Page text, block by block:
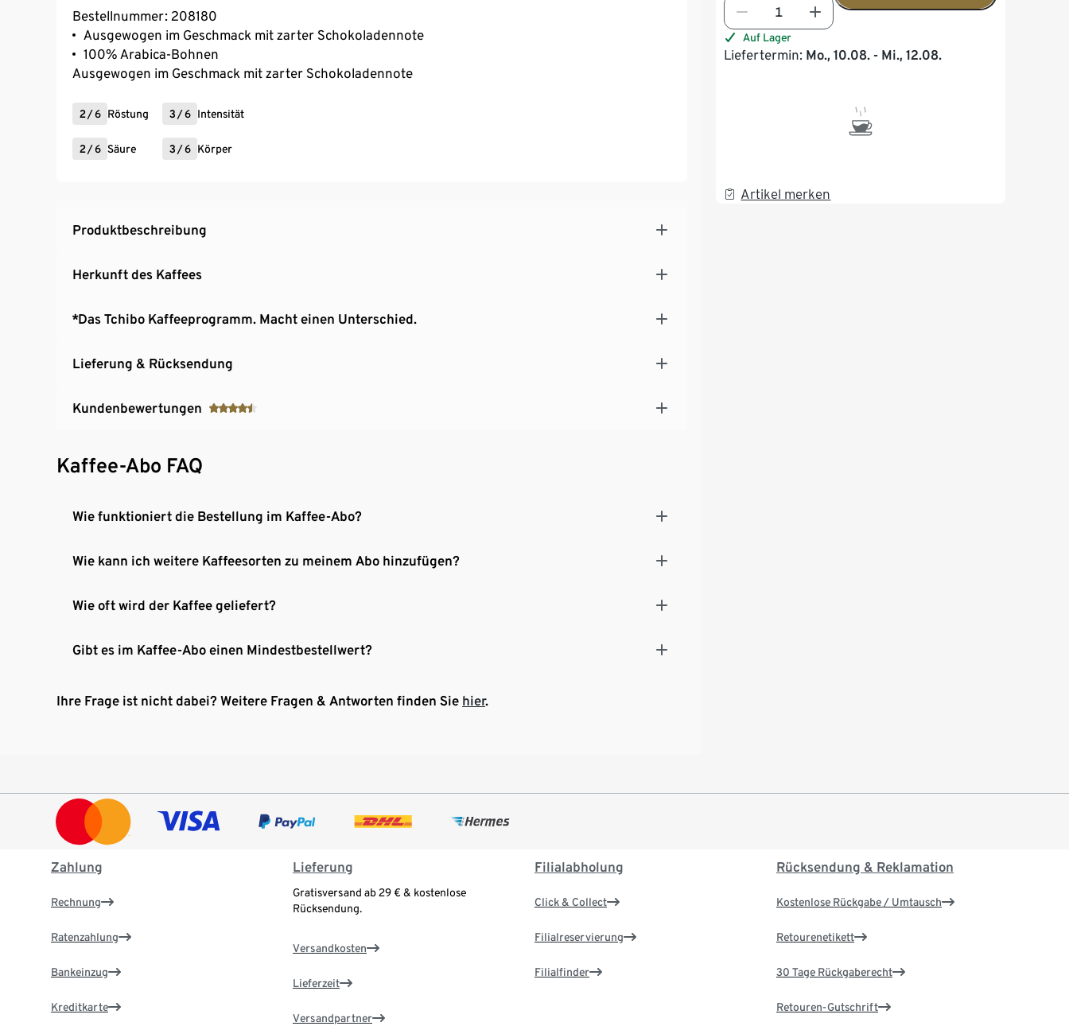
Auf Lager
Liefertermin: Mo., 10.08. - Mi., 12.08.
Artikel merken
Bestellnummer: 208180
Ausgewogen im Geschmack mit zarter Schokoladennote
100% Arabica-Bohnen
Ausgewogen im Geschmack mit zarter Schokoladennote
2 /6 Röstung 3 /6 Intensität
2 /6 Säure 3 /6 Körper
Produktbeschreibung
Herkunft des Kaffees
*Das Tchibo Kaffeeprogramm. Macht einen Unterschied.
Lieferung & Rücksendung
Kundenbewertungen
Kaffee-Abo FAQ
Wie funktioniert die Bestellung im Kaffee-Abo?
Wie kann ich weitere Kaffeesorten zu meinem Abo hinzufügen?
Wie oft wird der Kaffee geliefert?
Gibt es im Kaffee-Abo einen Mindestbestellwert?
Ihre Frage ist nicht dabei? Weitere Fragen & Antworten finden Sie hier.
Zahlung
Rechnung
Ratenzahlung
Bankeinzug
Kreditkarte
Lieferung
Gratisversand ab 29 € & kostenlose
Rücksendung.
Versandkosten
Lieferzeit
Versandpartner
Filialabholung
Click & Collect
Filialreservierung
Filialfinder
Rücksendung & Reklamation
Kostenlose Rückgabe / Umtausch
Retourenetikett
30 Tage Rückgaberecht
Retouren-Gutschrift